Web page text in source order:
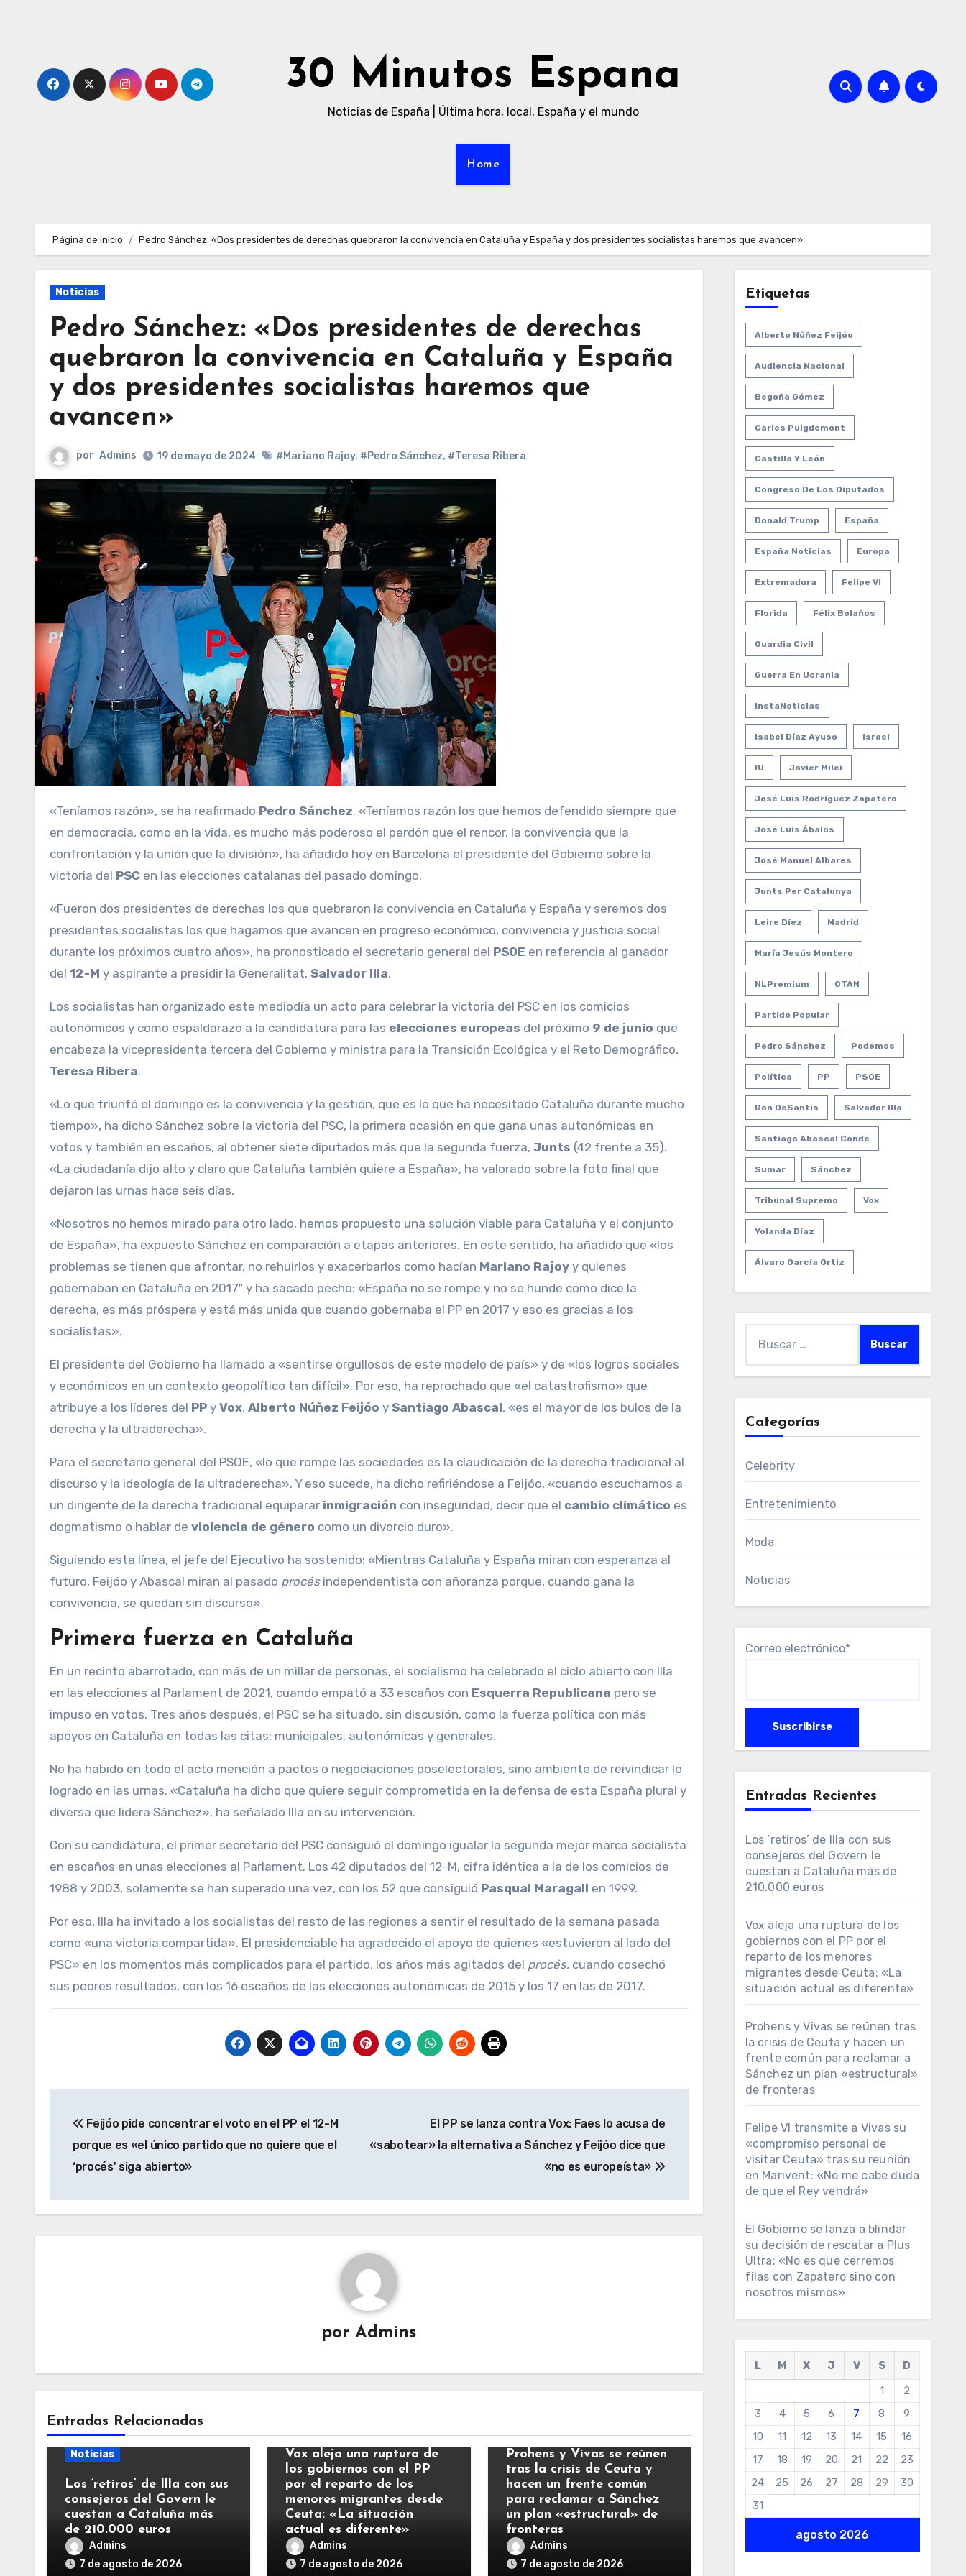
30 Minutos Espana
Noticias de España | Última hora, local, España y el mundo
Home
Página de inicio Pedro Sánchez: «Dos presidentes de derechas quebraron la convivencia en Cataluña y España y dos presidentes socialistas haremos que avancen»
Noticias
Pedro Sánchez: «Dos presidentes de derechas
quebraron la convivencia en Cataluña y España
y dos presidentes socialistas haremos que
avancen»
por Admins 19 de mayo de 2024 #Mariano Rajoy, #Pedro Sánchez, #Teresa Ribera
«Teníamos razón», se ha reafirmado Pedro Sánchez. «Teníamos razón los que hemos defendido siempre que
en democracia, como en la vida, es mucho más poderoso el perdón que el rencor, la convivencia que la
confrontación y la unión que la división», ha añadido hoy en Barcelona el presidente del Gobierno sobre la
victoria del PSC en las elecciones catalanas del pasado domingo.
«Fueron dos presidentes de derechas los que quebraron la convivencia en Cataluña y España y seremos dos
presidentes socialistas los que hagamos que avancen en progreso económico, convivencia y justicia social
durante los próximos cuatro años», ha pronosticado el secretario general del PSOE en referencia al ganador
del 12-M y aspirante a presidir la Generalitat, Salvador Illa.
Los socialistas han organizado este mediodía un acto para celebrar la victoria del PSC en los comicios
autonómicos y como espaldarazo a la candidatura para las elecciones europeas del próximo 9 de junio que
encabeza la vicepresidenta tercera del Gobierno y ministra para la Transición Ecológica y el Reto Demográfico,
Teresa Ribera.
«Lo que triunfó el domingo es la convivencia y la gestión, que es lo que ha necesitado Cataluña durante mucho
tiempo», ha dicho Sánchez sobre la victoria del PSC, la primera ocasión en que gana unas autonómicas en
votos y también en escaños, al obtener siete diputados más que la segunda fuerza, Junts (42 frente a 35).
«La ciudadanía dijo alto y claro que Cataluña también quiere a España», ha valorado sobre la foto final que
dejaron las urnas hace seis días.
«Nosotros no hemos mirado para otro lado, hemos propuesto una solución viable para Cataluña y el conjunto
de España», ha expuesto Sánchez en comparación a etapas anteriores. En este sentido, ha añadido que «los
problemas se tienen que afrontar, no rehuirlos y exacerbarlos como hacían Mariano Rajoy y quienes
gobernaban en Cataluña en 2017″ y ha sacado pecho: «España no se rompe y no se hunde como dice la
derecha, es más próspera y está más unida que cuando gobernaba el PP en 2017 y eso es gracias a los
socialistas».
El presidente del Gobierno ha llamado a «sentirse orgullosos de este modelo de país» y de «los logros sociales
y económicos en un contexto geopolítico tan difícil». Por eso, ha reprochado que «el catastrofismo» que
atribuye a los líderes del PP y Vox, Alberto Núñez Feijóo y Santiago Abascal, «es el mayor de los bulos de la
derecha y la ultraderecha».
Para el secretario general del PSOE, «lo que rompe las sociedades es la claudicación de la derecha tradicional al
discurso y la ideología de la ultraderecha». Y eso sucede, ha dicho refiriéndose a Feijóo, «cuando escuchamos a
un dirigente de la derecha tradicional equiparar inmigración con inseguridad, decir que el cambio climático es
dogmatismo o hablar de violencia de género como un divorcio duro».
Siguiendo esta línea, el jefe del Ejecutivo ha sostenido: «Mientras Cataluña y España miran con esperanza al
futuro, Feijóo y Abascal miran al pasado procésindependentista con añoranza porque, cuando gana la
convivencia, se quedan sin discurso».
Primera fuerza en Cataluña
En un recinto abarrotado, con más de un millar de personas, el socialismo ha celebrado el ciclo abierto con Illa
en las elecciones al Parlament de 2021, cuando empató a 33 escaños con Esquerra Republicana pero se
impuso en votos. Tres años después, el PSC se ha situado, sin discusión, como la fuerza política con más
apoyos en Cataluña en todas las citas: municipales, autonómicas y generales.
No ha habido en todo el acto mención a pactos o negociaciones poselectorales, sino ambiente de reivindicar lo
logrado en las urnas. «Cataluña ha dicho que quiere seguir comprometida en la defensa de esta España plural y
diversa que lidera Sánchez», ha señalado Illa en su intervención.
Con su candidatura, el primer secretario del PSC consiguió el domingo igualar la segunda mejor marca socialista
en escaños en unas elecciones al Parlament. Los 42 diputados del 12-M, cifra idéntica a la de los comicios de
1988 y 2003, solamente se han superado una vez, con los 52 que consiguió Pasqual Maragall en 1999.
Por eso, Illa ha invitado a los socialistas del resto de las regiones a sentir el resultado de la semana pasada
como «una victoria compartida». El presidenciable ha agradecido el apoyo de quienes «estuvieron al lado del
PSC» en los momentos más complicados para el partido, los años más agitados del procés, cuando cosechó
sus peores resultados, con los 16 escaños de las elecciones autonómicas de 2015 y los 17 en las de 2017.
de
entradas
Feijóo pide concentrar el voto en el PP el 12-M
porque es «el único partido que no quiere que el
‘procés’ siga abierto»
El PP se lanza contra Vox: Faes lo acusa de
«sabotear» la alternativa a Sánchez y Feijóo dice que
«no es europeísta»
porAdmins
Entradas Relacionadas
Noticias
Los ‘retiros’ de Illa con sus
consejeros del Govern le
cuestan a Cataluña más
de 210.000 euros
Admins
7 de agosto de 2026
Vox aleja una ruptura de
los gobiernos con el PP
por el reparto de los
menores migrantes desde
Ceuta: «La situación
actual es diferente»
Admins
7 de agosto de 2026
Prohens y Vivas se reúnen
tras la crisis de Ceuta y
hacen un frente común
para reclamar a Sánchez
un plan «estructural» de
fronteras
Admins
7 de agosto de 2026
Etiquetas
Alberto Núñez Feijóo
Audiencia Nacional
Begoña Gómez
Carles Puigdemont
Castilla Y León
Congreso De Los Diputados
Donald Trump España
España Noticias Europa
Extremadura Felipe VI
Florida Félix Bolaños
Guardia Civil
Guerra En Ucrania
InstaNoticias
Isabel Díaz Ayuso Israel
IU Javier Milei
José Luis Rodríguez Zapatero
José Luis Ábalos
José Manuel Albares
Junts Per Catalunya
Leire Díez Madrid
María Jesús Montero
NLPremium OTAN
Partido Popular
Pedro Sánchez Podemos
Política PP PSOE
Ron DeSantis Salvador Illa
Santiago Abascal Conde
Sumar Sánchez
Tribunal Supremo Vox
Yolanda Díaz
Álvaro García Ortiz
Categorías
Celebrity
Entretenimiento
Moda
Noticias
Correo electrónico*
Entradas Recientes
Los ‘retiros’ de Illa con sus
consejeros del Govern le
cuestan a Cataluña más de
210.000 euros
Vox aleja una ruptura de los
gobiernos con el PP por el
reparto de los menores
migrantes desde Ceuta: «La
situación actual es diferente»
Prohens y Vivas se reúnen tras
la crisis de Ceuta y hacen un
frente común para reclamar a
Sánchez un plan «estructural»
de fronteras
Felipe VI transmite a Vivas su
«compromiso personal de
visitar Ceuta» tras su reunión
en Marivent: «No me cabe duda
de que el Rey vendrá»
El Gobierno se lanza a blindar
su decisión de rescatar a Plus
Ultra: «No es que cerremos
filas con Zapatero sino con
nosotros mismos»
agosto 2026
L M X J V S
D
1
2
3
4 5 6 7 8
9
10
11 12 13 14 15
16
17
18 19 20 21 22
23
24
25 26 27 28 29
30
31